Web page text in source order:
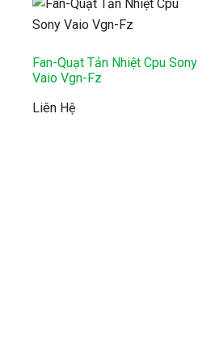
Fan-Quạt Tản Nhiệt Cpu Sony
Vaio Vgn-Fz
Liên Hệ